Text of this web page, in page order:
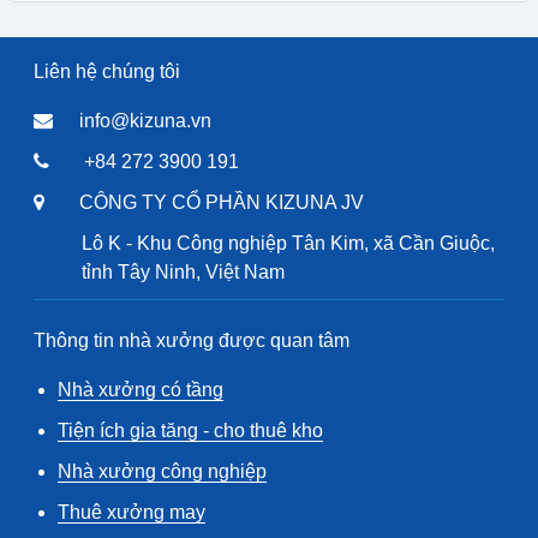
Liên hệ chúng tôi
info@kizuna.vn
+84 272 3900 191
CÔNG TY CỔ PHẦN KIZUNA JV
Lô K - Khu Công nghiệp Tân Kim, xã Cần Giuộc,
tỉnh Tây Ninh, Việt Nam
Thông tin nhà xưởng được quan tâm
Nhà xưởng có tầng
Tiện ích gia tăng - cho thuê kho
Nhà xưởng công nghiệp
Thuê xưởng may